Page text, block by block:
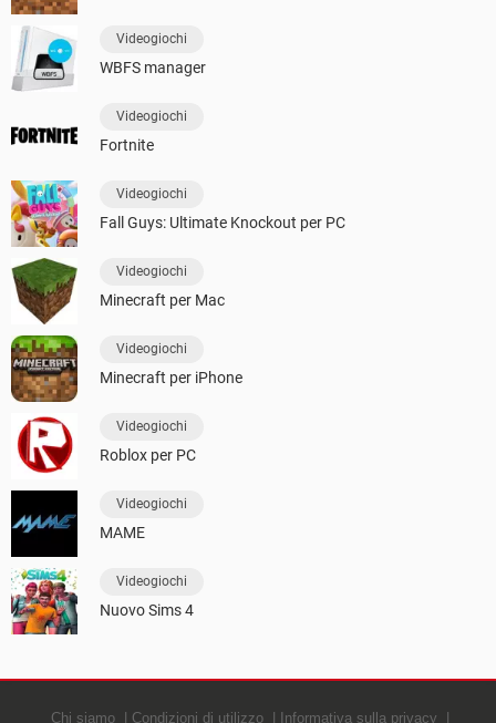
Videogiochi
WBFS manager
Videogiochi
Fortnite
Videogiochi
Fall Guys: Ultimate Knockout per PC
Videogiochi
Minecraft per Mac
Videogiochi
Minecraft per iPhone
Videogiochi
Roblox per PC
Videogiochi
MAME
Videogiochi
Nuovo Sims 4
Chi siamo Condizioni di utilizzo Informativa sulla privacy